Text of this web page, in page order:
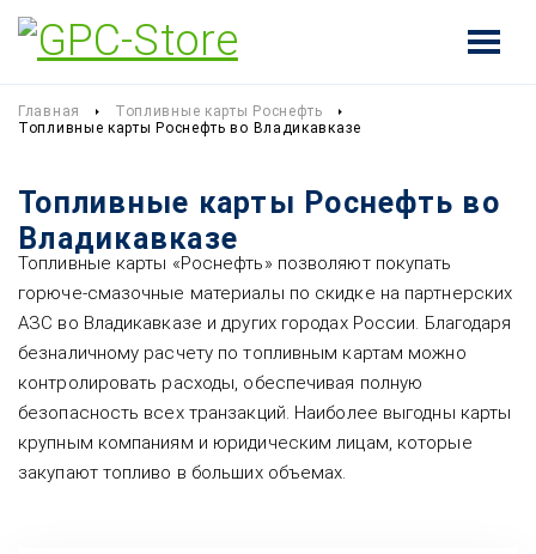
Главная
Топливные карты Роснефть
Топливные карты Роснефть во Владикавказе
Топливные карты Роснефть во
Владикавказе
Топливные карты «Роснефть» позволяют покупать
горюче-смазочные материалы по скидке на партнерских
АЗС во Владикавказе и других городах России. Благодаря
безналичному расчету по топливным картам можно
контролировать расходы, обеспечивая полную
безопасность всех транзакций. Наиболее выгодны карты
крупным компаниям и юридическим лицам, которые
закупают топливо в больших объемах.